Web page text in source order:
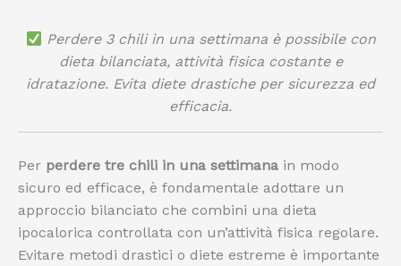
Perdere 3 chili in una settimana è possibile con
dieta bilanciata, attività fisica costante e
idratazione. Evita diete drastiche per sicurezza ed
efficacia.
Per perdere tre chili in una settimana in modo
sicuro ed efficace, è fondamentale adottare un
approccio bilanciato che combini una dieta
ipocalorica controllata con un’attività fisica regolare.
Evitare metodi drastici o diete estreme è importante